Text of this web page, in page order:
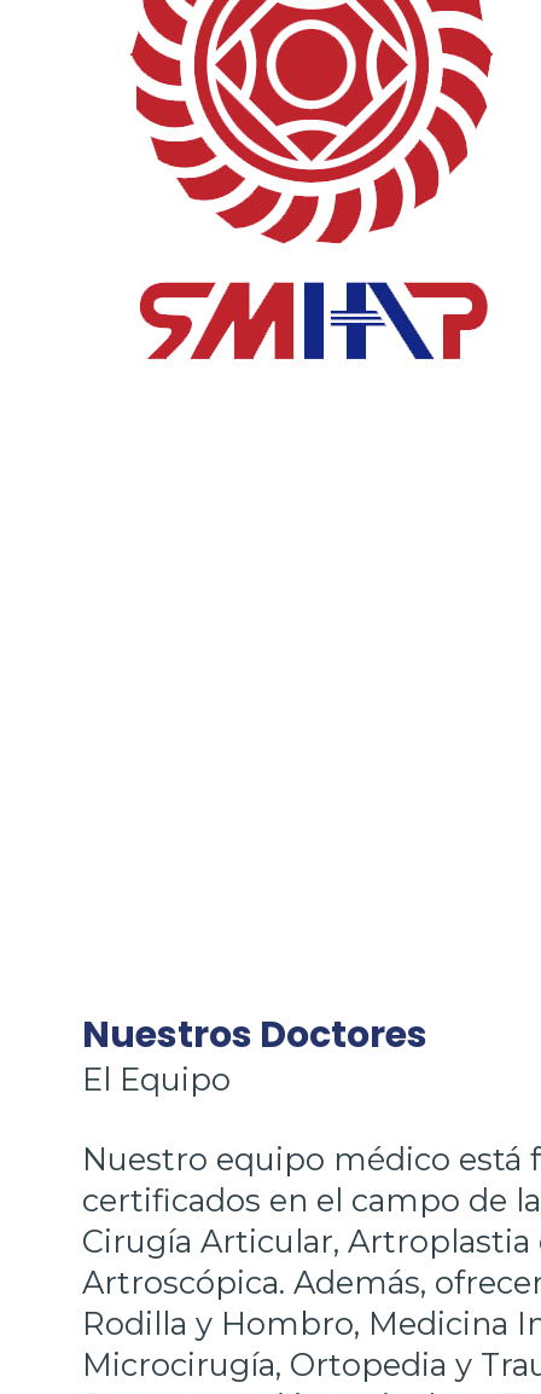
Nuestros Doctores
El Equipo
Nuestro equipo médico está
certificados en el campo de
Cirugía Articular, Artroplastia
Artroscópica. Además,
Rodilla y Hombro, Medicina
Microcirugía, Ortopedia y